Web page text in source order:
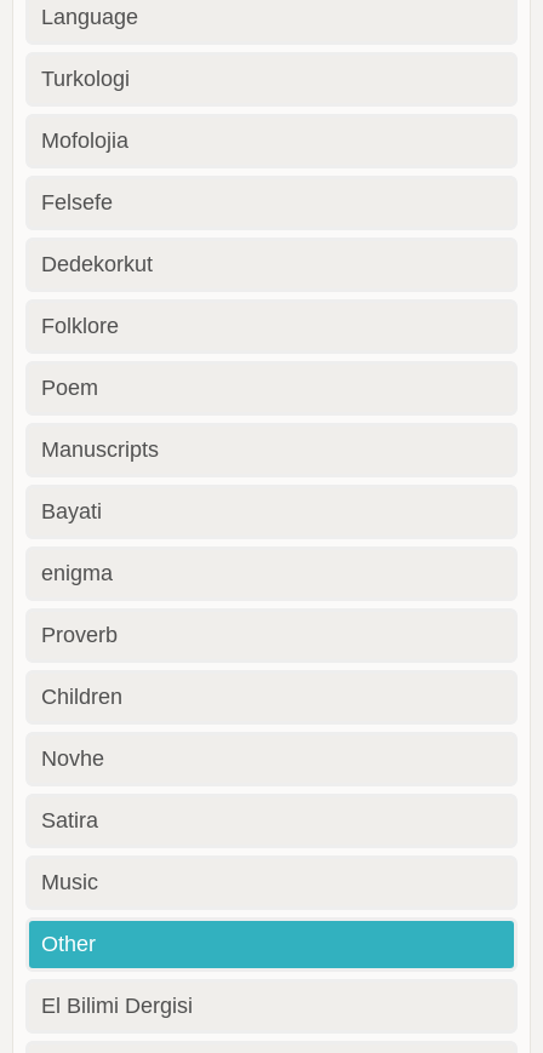
Language
Turkologi
Mofolojia
Felsefe
Dedekorkut
Folklore
Poem
Manuscripts
Bayati
enigma
Proverb
Children
Novhe
Satira
Music
Other
El Bilimi Dergisi